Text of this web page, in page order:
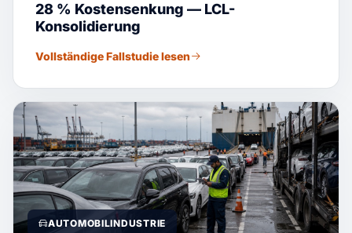
28 % Kostensenkung — LCL-
Konsolidierung
Vollständige Fallstudie lesen
AUTOMOBILINDUSTRIE